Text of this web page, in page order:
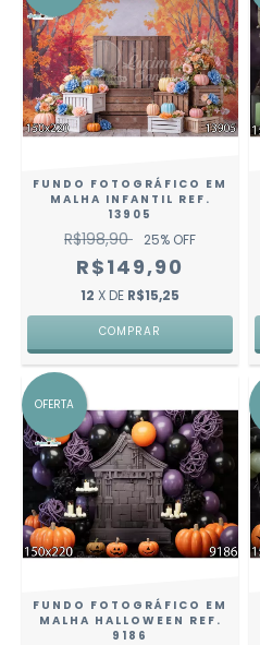
FUNDO FOTOGRÁFICO EM
MALHA INFANTIL REF.
13905
R$198,90 25% OFF
R$149,90
12 X DE R$15,25
COMPRAR
OFERTA
FUNDO FOTOGRÁFICO EM
MALHA HALLOWEEN REF.
9186